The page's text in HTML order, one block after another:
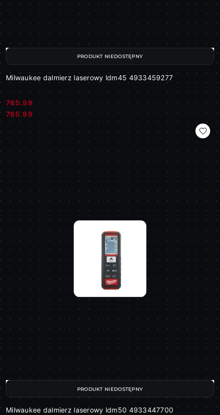
Milwaukee dalmierz laserowy ldm45 4933459277
Cena:
785.99
Cena:
785.99
PRODUKT NIEDOSTĘPNY
Milwaukee dalmierz laserowy ldm50 4933447700
PRODUKT NIEDOSTĘPNY